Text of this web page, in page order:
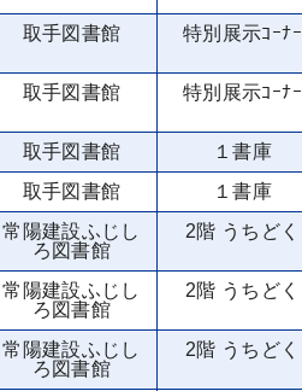
取手図書館 特別展示ｺｰﾅｰ
取手図書館 特別展示ｺｰﾅｰ
取手図書館 １書庫
取手図書館 １書庫
常陽建設ふじし
ろ図書館
2階 うちどく
常陽建設ふじし
ろ図書館
2階 うちどく
常陽建設ふじし
ろ図書館
2階 うちどく